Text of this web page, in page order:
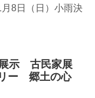
8日（日）小雨決
示 古民家展
リー 郷土の心